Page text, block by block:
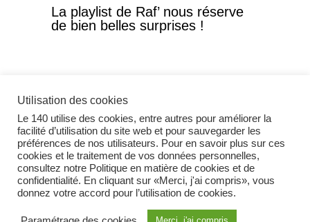
La playlist de Raf’ nous réserve
de bien belles surprises !
Instagram
Facebook
Utilisation des cookies
Le 140 utilise des cookies, entre autres pour améliorer la
facilité d’utilisation du site web et pour sauvegarder les
préférences de nos utilisateurs. Pour en savoir plus sur ces
cookies et le traitement de vos données personnelles,
consultez notre Politique en matière de cookies et de
confidentialité. En cliquant sur «Merci, j'ai compris», vous
donnez votre accord pour l’utilisation de cookies.